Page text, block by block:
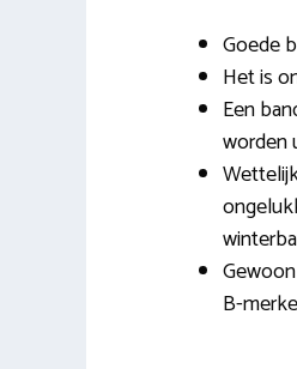
Goede
Het is
Een
worden
B-